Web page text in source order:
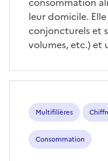
leur domicile.
conjoncturels et
volumes, etc.) et
Multifilières
Consommation